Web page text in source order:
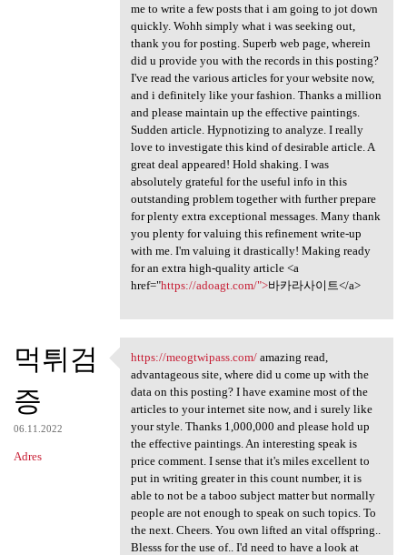
me to write a few posts that i am going to jot down
quickly. Wohh simply what i was seeking out,
thank you for posting. Superb web page, wherein
did u provide you with the records in this posting?
I've read the various articles for your website now,
and i definitely like your fashion. Thanks a million
and please maintain up the effective paintings.
Sudden article. Hypnotizing to analyze. I really
love to investigate this kind of desirable article. A
great deal appeared! Hold shaking. I was
absolutely grateful for the useful info in this
outstanding problem together with further prepare
for plenty extra exceptional messages. Many thank
you plenty for valuing this refinement write-up
with me. I'm valuing it drastically! Making ready
for an extra high-quality article <a
href="https://adoagt.com/">바카라사이트</a>
먹튀검
증
06.11.2022
Adres
https://meogtwipass.com/
https://meogtwipass.com/amazing read,
advantageous site, where did u come up with the
data on this posting? I have examine most of the
articles to your internet site now, and i surely like
your style. Thanks 1,000,000 and please hold up
the effective paintings. An interesting speak is
price comment. I sense that it's miles excellent to
put in writing greater in this count number, it is
able to not be a taboo subject matter but normally
people are not enough to speak on such topics. To
the next. Cheers. You own lifted an vital offspring..
Blesss for the use of.. I'd need to have a look at